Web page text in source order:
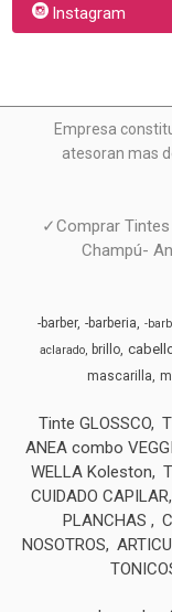
Instagram
Empresa
atesoran mas
✓Comprar
Champú-
-barber -barberia -
aclarado brillo
mascarilla
Tinte GLOSSCO
ANEA combo
WELLA Koleston
CUIDADO CAPILAR
PLANCHAS
NOSOTROS